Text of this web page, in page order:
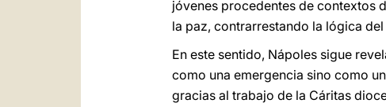
jóvenes procedentes de contextos
la paz, contrarrestando la lógica
En este sentido, Nápoles sigue
como una emergencia sino como
gracias al trabajo de la Cáritas